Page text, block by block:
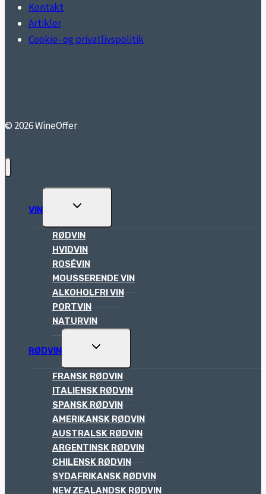
Kontakt
Artikler
Cookie- og privatlivspolitik
© 2026 WineOffer
VIN
TOGGLE
MENU
RØDVIN
HVIDVIN
ROSÉVIN
MOUSSERENDE VIN
ALKOHOLFRI VIN
PORTVIN
NATURVIN
RØDVIN
TOGGLE
MENU
FRANSK RØDVIN
ITALIENSK RØDVIN
SPANSK RØDVIN
AMERIKANSK RØDVIN
AUSTRALSK RØDVIN
ARGENTINSK RØDVIN
CHILENSK RØDVIN
SYDAFRIKANSK RØDVIN
NEW ZEALANDSK RØDVIN